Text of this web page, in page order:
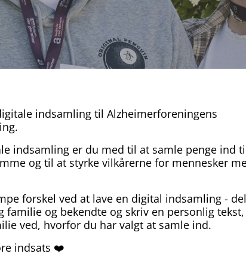
indsamling til Alzheimerforeningens
indsamling er du med til at samle penge ind
og til at styrke vilkårerne for mennesker
forskel ved at lave en digital indsamling -
familie og bekendte og skriv en personlig
ved, hvorfor du har valgt at samle ind.
indsats ❤️